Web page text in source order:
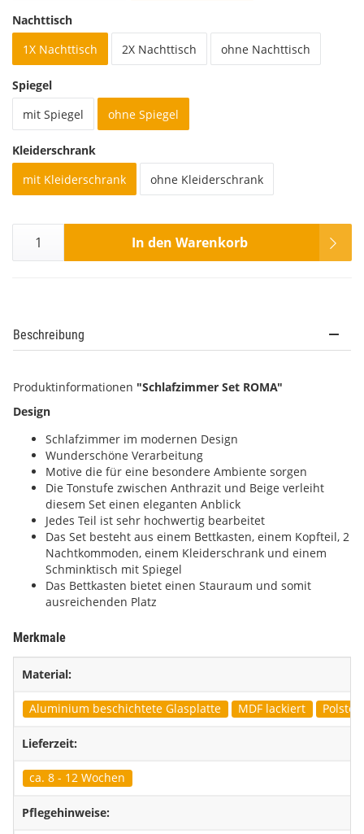
Nachttisch
1X Nachttisch
2X Nachttisch ohne Nachttisch
Spiegel
mit Spiegel
ohne Spiegel
Kleiderschrank
mit Kleiderschrank
ohne Kleiderschrank
In den Warenkorb
Beschreibung
Produktinformationen "Schlafzimmer Set ROMA"
Design
Schlafzimmer im modernen Design
Wunderschöne Verarbeitung
Motive die für eine besondere Ambiente sorgen
Die Tonstufe zwischen Anthrazit und Beige verleiht
diesem Set einen eleganten Anblick
Jedes Teil ist sehr hochwertig bearbeitet
Das Set besteht aus einem Bettkasten, einem Kopfteil, 2
Nachtkommoden, einem Kleiderschrank und einem
Schminktisch mit Spiegel
Das Bettkasten bietet einen Stauraum und somit
ausreichenden Platz
Merkmale
Material:
Aluminium beschichtete Glasplatte MDF lackiert Polster
Lieferzeit:
ca. 8 - 12 Wochen
Pflegehinweise: